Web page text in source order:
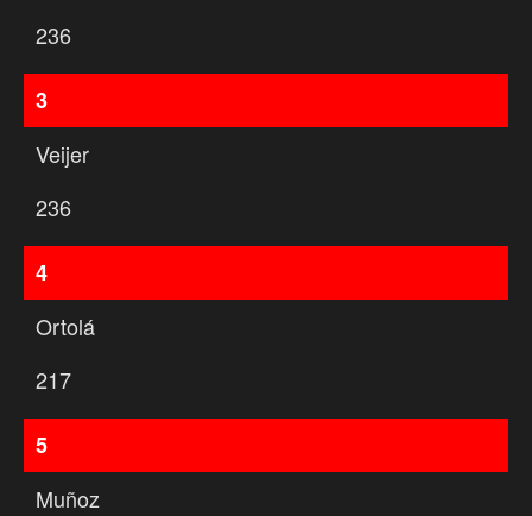
236
3
Veijer
236
4
Ortolá
217
5
Muñoz